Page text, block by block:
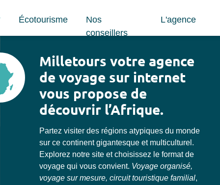
Écotourisme
Nos
conseillers
L'agence
Milletours votre agence
de voyage sur internet
vous propose de
découvrir l’Afrique.
Partez visiter des régions atypiques du monde
sur ce continent gigantesque et multiculturel.
Explorez notre site et choisissez le format de
voyage qui vous convient. Voyage organisé,
voyage sur mesure, circuit touristique familial,